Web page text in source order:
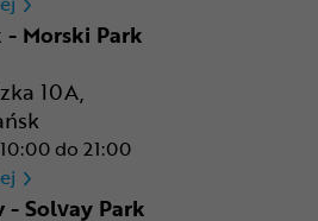
- Morski Park
10A,
do 21:00
CR Gdańsk - Morski Park
- Solvay Park